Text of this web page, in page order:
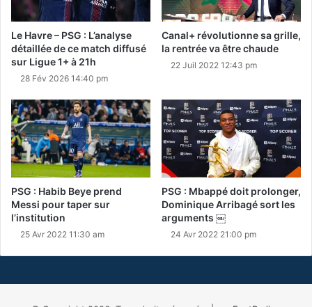
Le Havre – PSG : L’analyse
détaillée de ce match diffusé
sur Ligue 1+ à 21h
28 Fév 2026 14:40 pm
Canal+ révolutionne sa grille,
la rentrée va être chaude
22 Juil 2022 12:43 pm
PSG : Habib Beye prend
Messi pour taper sur
l’institution
25 Avr 2022 11:30 am
PSG : Mbappé doit prolonger,
Dominique Arribagé sort les
arguments ￼
24 Avr 2022 21:00 pm